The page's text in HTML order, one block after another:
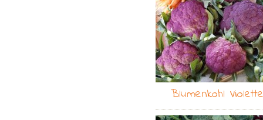
Blumenkohl Violette